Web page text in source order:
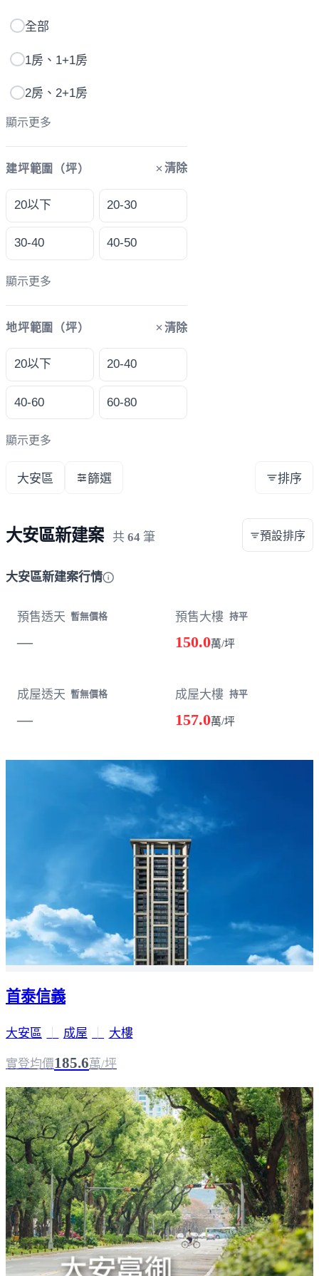
全部
1房、1+1房
2房、2+1房
顯示更多
建坪範圍（坪） 清除
20以下 20-30
30-40 40-50
顯示更多
地坪範圍（坪） 清除
20以下 20-40
40-60 60-80
顯示更多
大安區 篩選 排序
大安區新建案 共 64 筆 預設排序
大安區新建案行情
預售透天 暫無價格
—
預售大樓 持平
150.0萬/坪
成屋透天 暫無價格
—
成屋大樓 持平
157.0萬/坪
載入失敗，請重新整理
首泰信義
大安區 成屋 大樓
實登均價185.6萬/坪